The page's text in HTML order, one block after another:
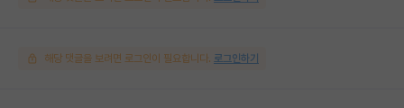
해당 댓글을 보려면 로그인이 필요합니다. 로그인하기